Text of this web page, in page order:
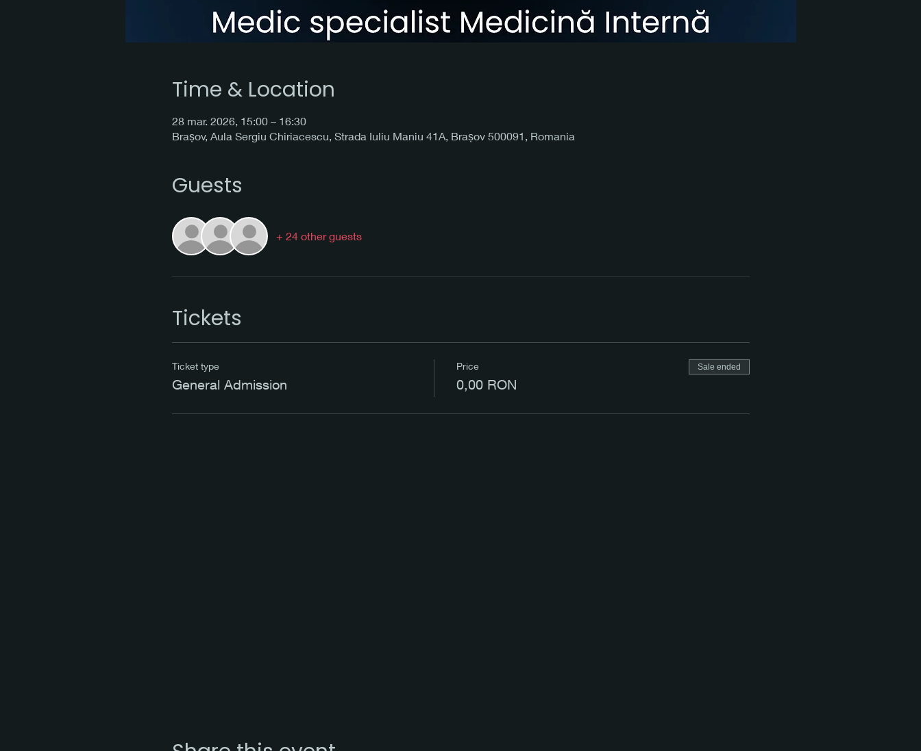
Time & Location
28 mar. 2026, 15:00 – 16:30
Brașov, Aula Sergiu Chiriacescu, Strada Iuliu Maniu 41A, Brașov 500091, Romania
Guests
+ 24 other guests
Tickets
Ticket type
General Admission
Price
0,00 RON
Sale ended